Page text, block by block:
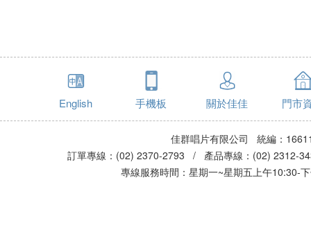
English 手機板 關於佳佳 門市
佳群唱片有限公司 統編：
訂單專線：(02) 2370-2793 / 產品專線：(02)
專線服務時間：星期一~星期五上午10:30-